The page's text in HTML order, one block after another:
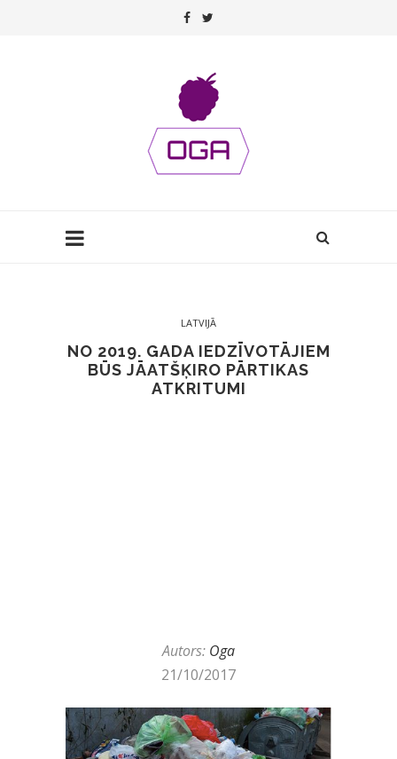
LATVIJĀ
NO 2019. GADA IEDZĪVOTĀJIEM
BŪS JĀATŠĶIRO PĀRTIKAS
ATKRITUMI
Autors: Oga
21/10/2017